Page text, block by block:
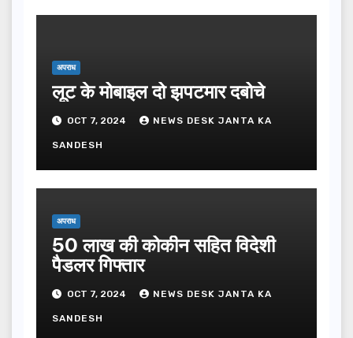
अपराध
लूट के मोबाइल दो झपटमार दबोचे
OCT 7, 2024 NEWS DESK JANTA KA
SANDESH
अपराध
50 लाख की कोकीन सहित विदेशी
पैडलर गिफ्तार
OCT 7, 2024 NEWS DESK JANTA KA
SANDESH